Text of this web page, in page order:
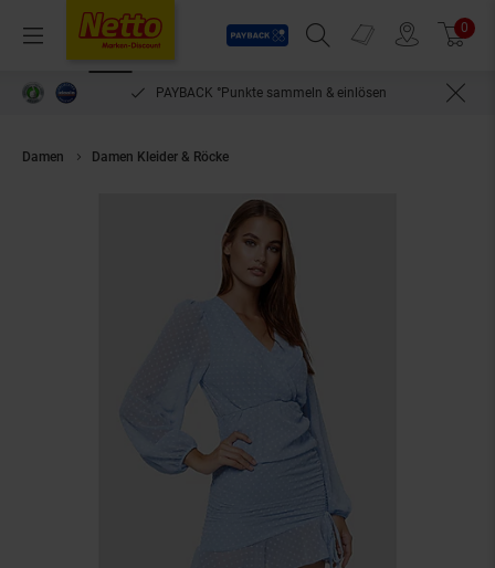
Menü
Payback
Suchfeld einblenden
Prospekte 0
PAYBACK °Punkte sammeln & einlösen
Damen Damen Kleider & Röcke